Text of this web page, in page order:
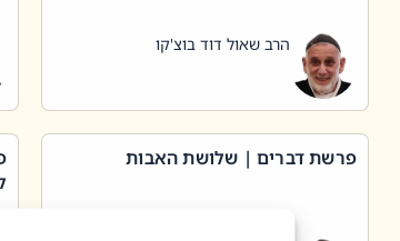
הרב שאול דוד בוצ'קו
פרשת דברים | שלושת האבות